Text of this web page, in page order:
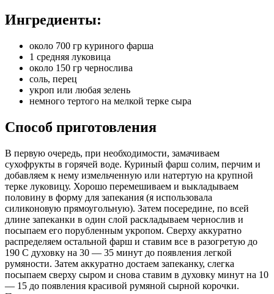
Ингредиенты:
около 700 гр куриного фарша
1 средняя луковица
около 150 гр чернослива
соль, перец
укроп или любая зелень
немного тертого на мелкой терке сыра
Способ приготовления
В первую очередь, при необходимости, замачиваем
сухофрукты в горячей воде. Куриный фарш солим, перчим и
добавляем к нему измельченную или натертую на крупной
терке луковицу. Хорошо перемешиваем и выкладываем
половину в форму для запекания (я использовала
силиконовую прямоугольную). Затем посередине, по всей
длине запеканки в один слой раскладываем чернослив и
посыпаем его порубленным укропом. Сверху аккуратно
распределяем остальной фарш и ставим все в разогретую до
190 С духовку на 30 — 35 минут до появления легкой
румяности. Затем аккуратно достаем запеканку, слегка
посыпаем сверху сыром и снова ставим в духовку минут на 10
— 15 до появления красивой румяной сырной корочки.